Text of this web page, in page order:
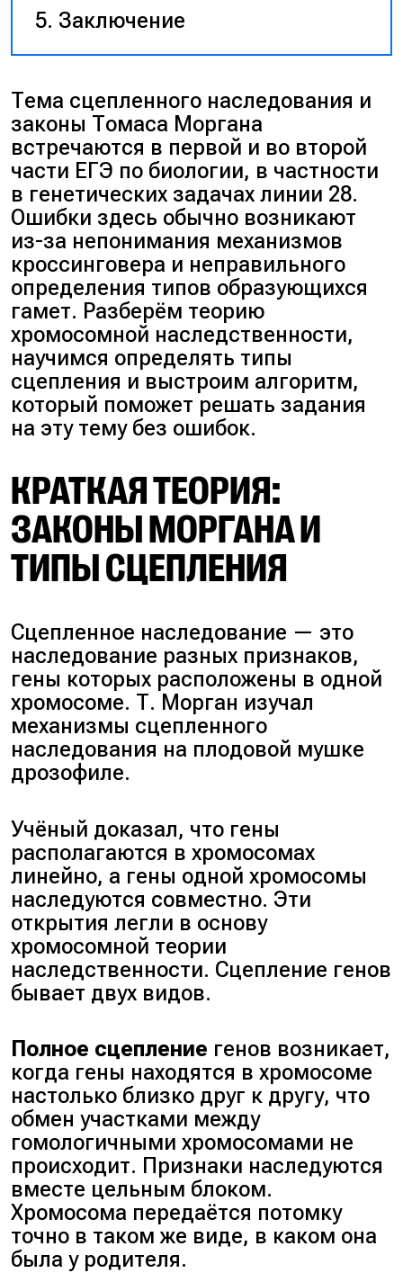
Заключение
Тема сцепленного наследования и
законы Томаса Моргана
встречаются в первой и во второй
части ЕГЭ по биологии, в частности
в генетических задачах линии 28.
Ошибки здесь обычно возникают
из-за непонимания механизмов
кроссинговера и неправильного
определения типов образующихся
гамет. Разберём теорию
хромосомной наследственности,
научимся определять типы
сцепления и выстроим алгоритм,
который поможет решать задания
на эту тему без ошибок.
КРАТКАЯ ТЕОРИЯ:
ЗАКОНЫ МОРГАНА И
ТИПЫ СЦЕПЛЕНИЯ
Сцепленное наследование — это
наследование разных признаков,
гены которых расположены в одной
хромосоме. Т. Морган изучал
механизмы сцепленного
наследования на плодовой мушке
дрозофиле.
Учёный доказал, что гены
располагаются в хромосомах
линейно, а гены одной хромосомы
наследуются совместно. Эти
открытия легли в основу
хромосомной теории
наследственности. Сцепление генов
бывает двух видов.
Полное сцепление генов возникает,
когда гены находятся в хромосоме
настолько близко друг к другу, что
обмен участками между
гомологичными хромосомами не
происходит. Признаки наследуются
вместе цельным блоком.
Хромосома передаётся потомку
точно в таком же виде, в каком она
была у родителя.